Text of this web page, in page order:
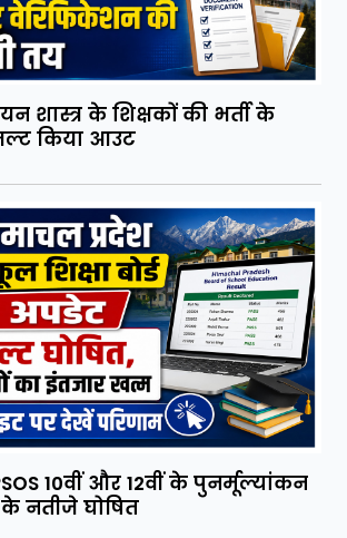
शास्त्र के शिक्षकों की भर्ती के
किया आउट
10वीं और 12वीं के पुनर्मूल्यांकन
के नतीजे घोषित